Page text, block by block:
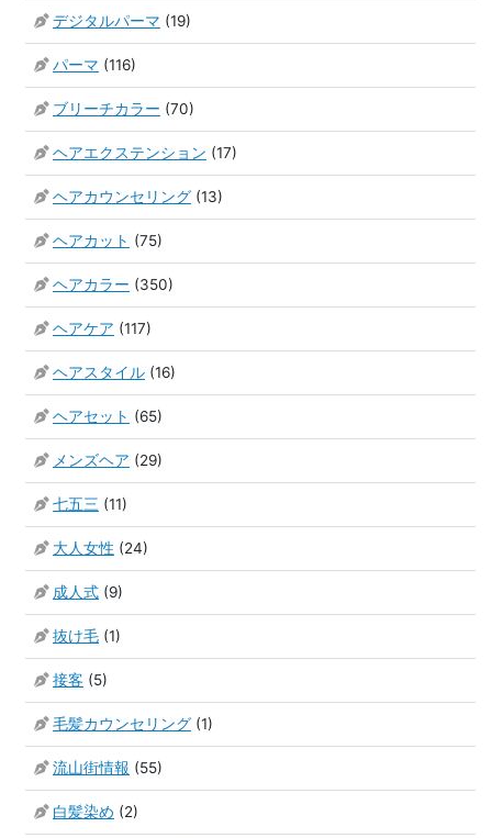
デジタルパーマ (19)
パーマ (116)
ブリーチカラー (70)
ヘアエクステンション (17)
ヘアカウンセリング (13)
ヘアカット (75)
ヘアカラー (350)
ヘアケア (117)
ヘアスタイル (16)
ヘアセット (65)
メンズヘア (29)
七五三 (11)
大人女性 (24)
成人式 (9)
抜け毛 (1)
接客 (5)
毛髪カウンセリング (1)
流山街情報 (55)
白髪染め (2)